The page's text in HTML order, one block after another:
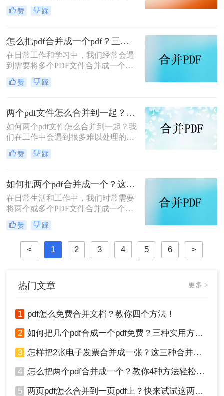
作效率和节省纸张。那么PDF发票如
何合并打印呢？以下将介绍三种合并
轻松应对这一需求。
赞 踩
怎么把pdf合并成一个pdf？三种方法教你快速合并pdf！
在日常工作和学习中，我们经常会遇
到需要将多个PDF文件合并成一个文
件的需求。无论是为了整理资料、简
化分享流程，还是为了更方便地阅读
的功能。那么怎么把pdf合并成一个
pdf呢？以下将详细介绍几种常用的
PDF合并方法，帮助您轻松实现这一
目标。
赞 踩
两个pdf文件怎么合并到一起？大家来试试这3种方法吧！
如何两个pdf文件怎么合并到一起？我
们在工作中会遇到很多难以处理的文
件，比如PDF文件，特别是多个PDF
文件合并成一个PDF文件。事实上，
互联网上找到相关的方法。最后，我
们不能达到我们理想的预期。让我们
来看看pdf合并的方法。
赞 踩
如何把两个pdf合并成一个？这4种合并方法很好用！
在日常生活和工作中，我们时常需要
将两个或多个PDF文件合并成一个，
以便于管理、查阅和分享。那么如何
把两个pdf合并成一个呢？本文将介绍
三种常用的PDF合并方法。
赞 踩
< 1 2 3 4 5 6 >
热门文章 更多 >
1 pdf怎么免费合并文档？教你四个方法！
2 如何把几个pdf合成一个pdf免费？三种实用方法分享！
3 怎样把2张电子发票合并成一张？这三种合并方法学习一下!
4 怎么把两个pdf合并成一个？教你4种方法轻松完成合并！
5 两页pdf怎么合并到一页pdf上？快来试试这两种方法吧！